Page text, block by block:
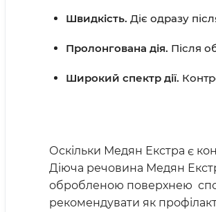
Швидкість. Діє одразу
Пролонгована дія. Після
Широкий спектр дії.
Оскільки Медян Екстра є
Діюча речовина Медян
обробленою поверхнею
рекомендувати як